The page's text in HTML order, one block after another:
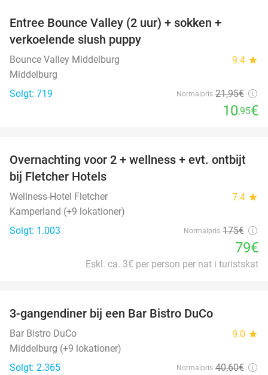
Entree Bounce Valley (2 uur) + sokken +
verkoelende slush puppy
Bounce Valley Middelburg 9.4 star
Middelburg
Solgt: 719
Normalpris 21,95€
10,95€
55%
Overnachting voor 2 + wellness + evt. ontbijt
bij Fletcher Hotels
Wellness-Hotel Fletcher 7.4 star
Kamperland (+9 lokationer)
Solgt: 1.003
Normalpris 175€
79€
Eskl. ca. 3€ per person per nat i turistskat
3-gangendiner bij een Bar Bistro DuCo
Bar Bistro DuCo 9.0 star
Middelburg (+9 lokationer)
Solgt: 2.365
Normalpris 40,60€